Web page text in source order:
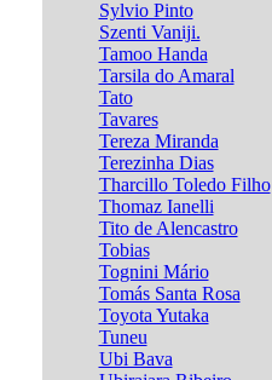
Sylvio Pinto
Szenti Vaniji.
Tamoo Handa
Tarsila do Amaral
Tato
Tavares
Tereza Miranda
Terezinha Dias
Tharcillo Toledo Filho
Thomaz Ianelli
Tito de Alencastro
Tobias
Tognini Mário
Tomás Santa Rosa
Toyota Yutaka
Tuneu
Ubi Bava